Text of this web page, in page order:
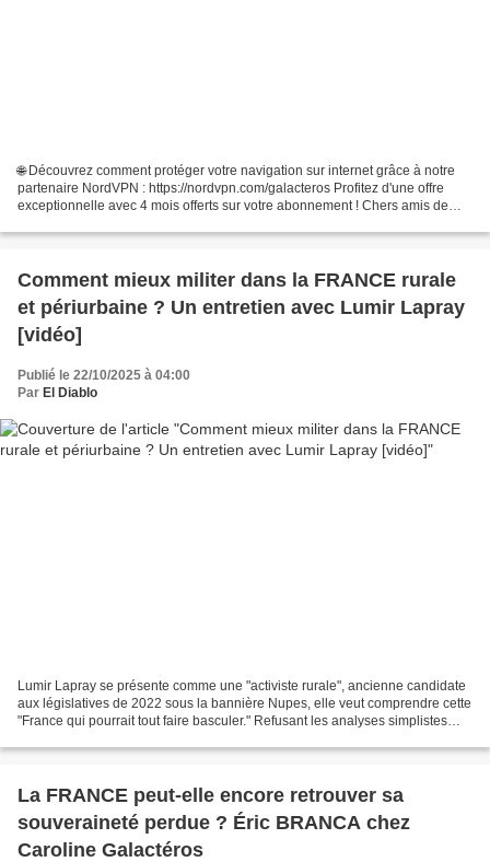
🌐 Découvrez comment protéger votre navigation sur internet grâce à notre
partenaire NordVPN : https://nordvpn.com/galacteros Profitez d'une offre
exceptionnelle avec 4 mois offerts sur votre abonnement ! Chers amis de
Comment mieux militer dans la FRANCE rurale
et périurbaine ? Un entretien avec Lumir Lapray
[vidéo]
Publié le 22/10/2025 à 04:00
Par El Diablo
Lumir Lapray se présente comme une "activiste rurale", ancienne candidate
aux législatives de 2022 sous la bannière Nupes, elle veut comprendre cette
"France qui pourrait tout faire basculer." Refusant les analyses simplistes
La FRANCE peut-elle encore retrouver sa
souveraineté perdue ? Éric BRANCA chez
Caroline Galactéros